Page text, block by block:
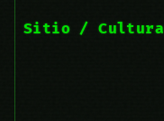
Sitio / Cultura